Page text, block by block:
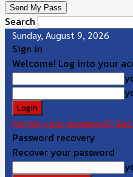
Search
Sunday, August 9, 2026
Sign in
Welcome! Log into your
Forgot your password?
Password recovery
Recover your password